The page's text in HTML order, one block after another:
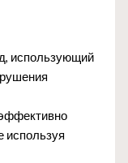
использующий
используя